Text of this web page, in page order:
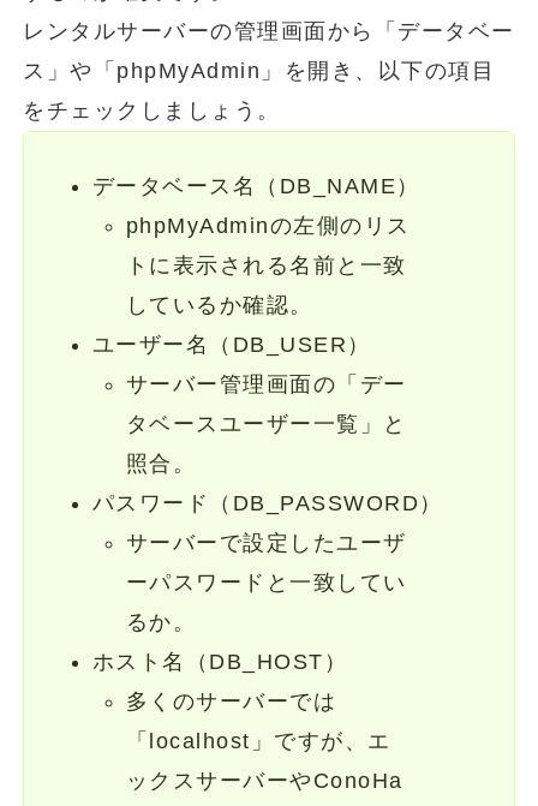
レンタルサーバーの管理画面から「データベー
ス」や「phpMyAdmin」を開き、以下の項目
をチェックしましょう。
データベース名（DB_NAME）
phpMyAdminの左側のリス
トに表示される名前と一致
しているか確認。
ユーザー名（DB_USER）
サーバー管理画面の「デー
タベースユーザー一覧」と
照合。
パスワード（DB_PASSWORD）
サーバーで設定したユーザ
ーパスワードと一致してい
るか。
ホスト名（DB_HOST）
多くのサーバーでは
「localhost」ですが、エ
ックスサーバーやConoHa